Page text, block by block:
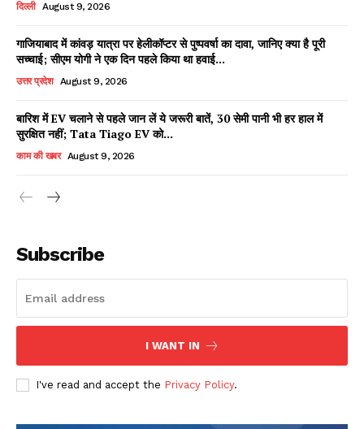
Facebook
X WhatsApp
Share
Read Latest News on AIN
दिल्ली August 9, 2026
गाजियाबाद में कांवड़ यात्रा पर हेलीकॉप्टर से पुष्पवर्षा का दावा, जानिए क्या है पूरी
सच्चाई; सीएम योगी ने एक दिन पहले किया था हवाई...
उत्तर प्रदेश August 9, 2026
बारिश में EV चलाने से पहले जान लें ये जरूरी बातें, 30 सेमी पानी भी हर हाल में
सुरक्षित नहीं; Tata Tiago EV को...
काम की खबर August 9, 2026
Subscribe
I WANT IN
I've read and accept the Privacy Policy.